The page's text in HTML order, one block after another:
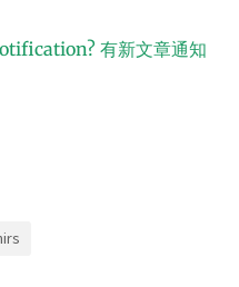
有新文章通知